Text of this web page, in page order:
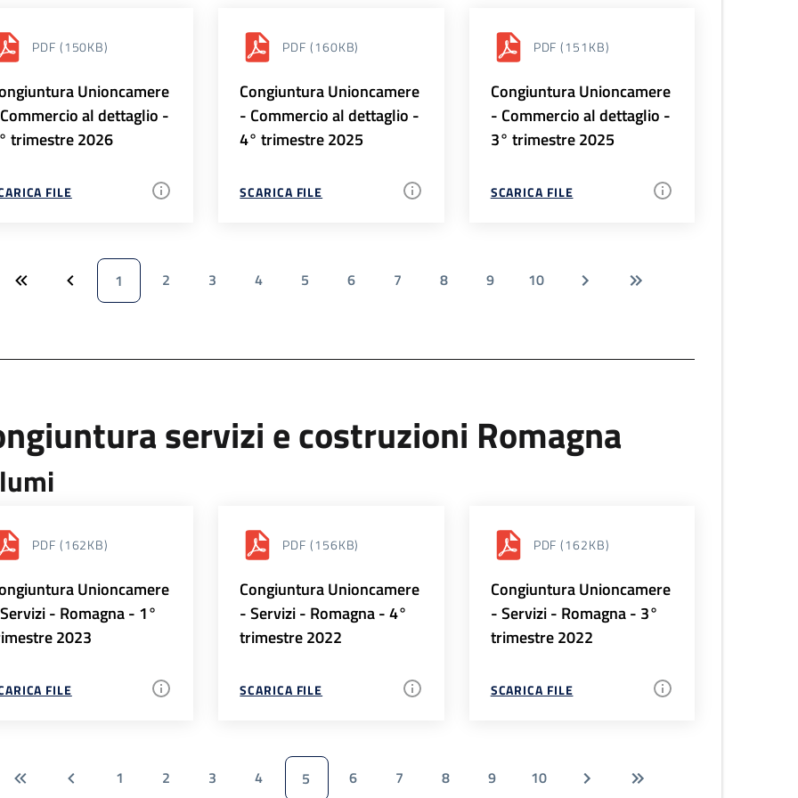
PDF (150KB)
Unioncamere
al dettaglio -
trimestre 2026
FILE
PDF (160KB)
Congiuntura Unioncamere
- Commercio al dettaglio -
4° trimestre 2025
SCARICA FILE
PDF (151KB)
Congiuntura Unioncamere
- Commercio al dettaglio -
3° trimestre 2025
SCARICA FILE
1 2 3 4 5 6 7 8 9 10
servizi e costruzioni Romagna
PDF (162KB)
Unioncamere
- Romagna - 1°
2023
FILE
PDF (156KB)
Congiuntura Unioncamere
- Servizi - Romagna - 4°
trimestre 2022
SCARICA FILE
PDF (162KB)
Congiuntura Unioncamere
- Servizi - Romagna - 3°
trimestre 2022
SCARICA FILE
1 2 3 4 5 6 7 8 9 10